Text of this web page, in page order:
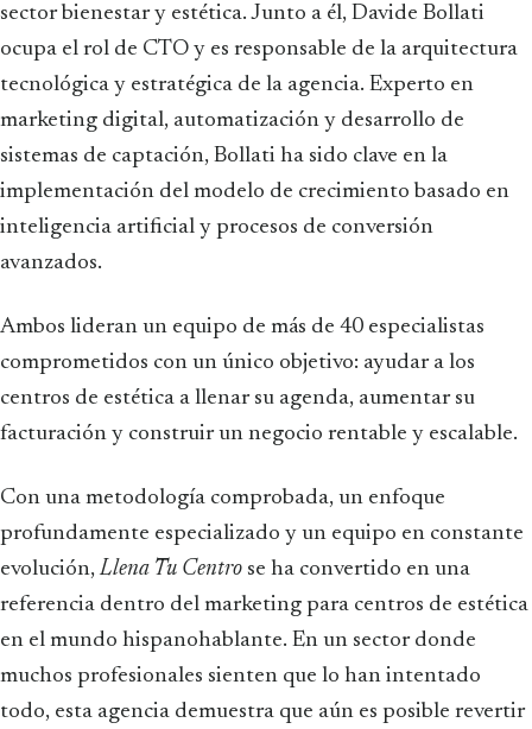
sector bienestar y estética. Junto a él, Davide Bollati
ocupa el rol de CTO y es responsable de la arquitectura
tecnológica y estratégica de la agencia. Experto en
marketing digital, automatización y desarrollo de
sistemas de captación, Bollati ha sido clave en la
implementación del modelo de crecimiento basado en
inteligencia artificial y procesos de conversión
avanzados.
Ambos lideran un equipo de más de 40 especialistas
comprometidos con un único objetivo: ayudar a los
centros de estética a llenar su agenda, aumentar su
facturación y construir un negocio rentable y escalable.
Con una metodología comprobada, un enfoque
profundamente especializado y un equipo en constante
evolución,Llena Tu Centro se ha convertido en una
referencia dentro del marketing para centros de estética
en el mundo hispanohablante. En un sector donde
muchos profesionales sienten que lo han intentado
todo, esta agencia demuestra que aún es posible revertir